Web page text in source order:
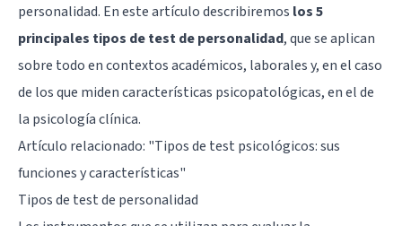
personalidad. En este artículo describiremos los 5
principales tipos de test de personalidad, que se aplican
sobre todo en contextos académicos, laborales y, en el caso
de los que miden características psicopatológicas, en el de
la psicología clínica.
Artículo relacionado: "Tipos de test psicológicos: sus
funciones y características"
Tipos de test de personalidad